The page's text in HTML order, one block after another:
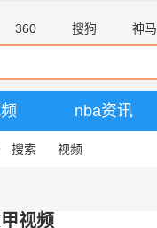
360 搜狗 神马
nba资讯
搜索 视频
视频